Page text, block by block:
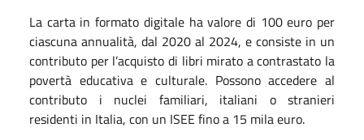
La carta in formato digitale ha valore di 100 euro per
ciascuna annualità, dal 2020 al 2024, e consiste in un
contributo per l’acquisto di libri mirato a contrastato la
povertà educativa e culturale. Possono accedere al
contributo i nuclei familiari, italiani o stranieri
residenti in Italia, con un ISEE fino a 15 mila euro.